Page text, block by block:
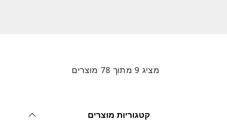
מציג 9מתוך 78 מוצרים
קטגוריות מוצרים